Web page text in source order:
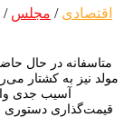
اقتصادی / مجلس /
متاسفانه در حال
مولد نیز به کشتار
آسیب جدی
قیمت‌گذاری دستوری